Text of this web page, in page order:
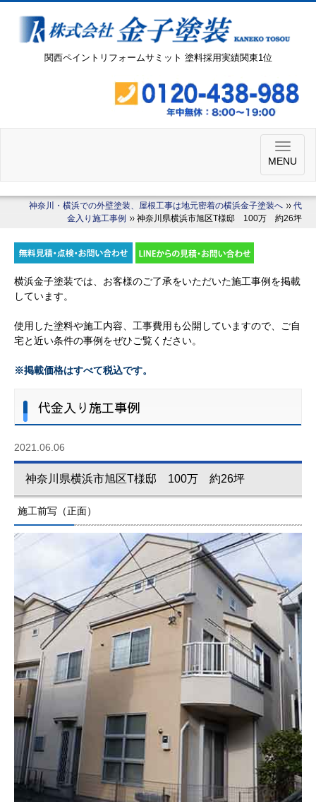
関西ペイントリフォームサミット 塗料採用実績関東1位
MENU
神奈川・横浜での外壁塗装、屋根工事は地元密着の横浜金子塗装へ
代
金入り施工事例
神奈川県横浜市旭区T様邸 100万 約26坪
横浜金子塗装では、お客様のご了承をいただいた施工事例を掲載
しています。
使用した塗料や施工内容、工事費用も公開していますので、ご自
宅と近い条件の事例をぜひご覧ください。
※掲載価格はすべて税込です。
代金入り施工事例
2021.06.06
神奈川県横浜市旭区T様邸 100万 約26坪
施工前写（正面）